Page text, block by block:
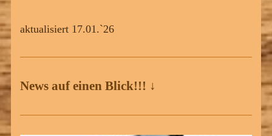
aktualisiert 17.01.`26
News auf einen Blick!!! ↓